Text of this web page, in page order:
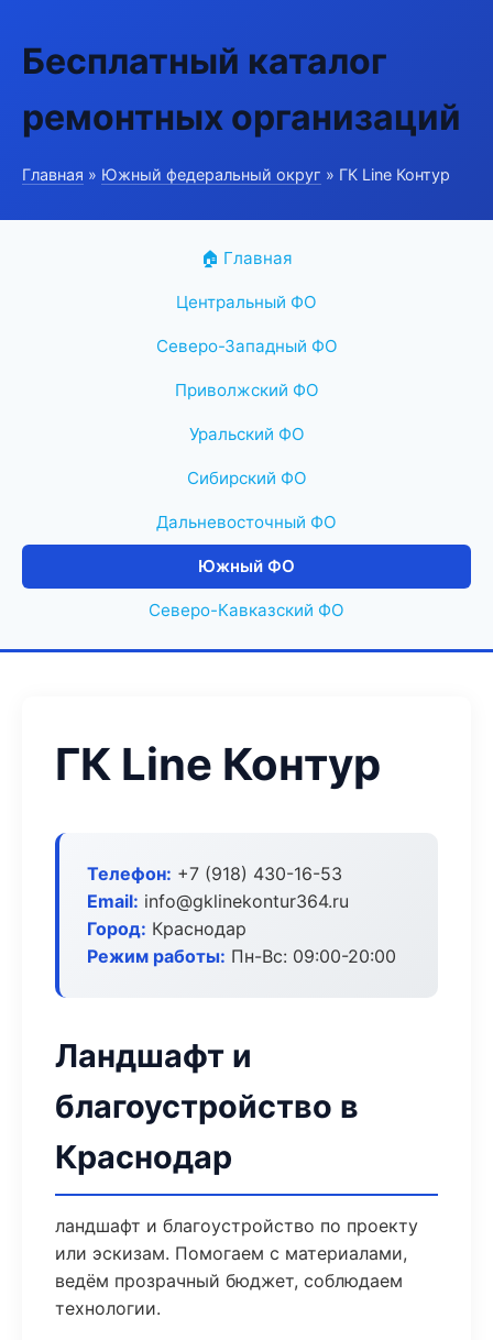
Бесплатный каталог
ремонтных организаций
Главная » Южный федеральный округ » ГК Line Контур
🏠 Главная
Центральный ФО
Северо-Западный ФО
Приволжский ФО
Уральский ФО
Сибирский ФО
Дальневосточный ФО
Южный ФО
Северо-Кавказский ФО
ГК Line Контур
Телефон: +7 (918) 430-16-53
Email: info@gklinekontur364.ru
Город: Краснодар
Режим работы: Пн-Вс: 09:00-20:00
Ландшафт и
благоустройство в
Краснодар
ландшафт и благоустройство по проекту
или эскизам. Помогаем с материалами,
ведём прозрачный бюджет, соблюдаем
технологии.